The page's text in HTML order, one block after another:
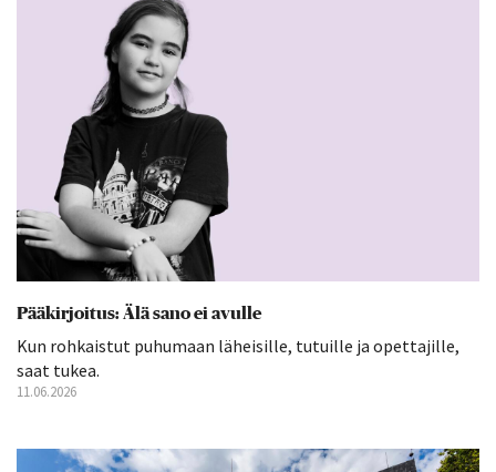
Pääkirjoitus: Älä sano ei avulle
Kun rohkaistut puhumaan läheisille, tutuille ja opettajille,
saat tukea.
11.06.2026